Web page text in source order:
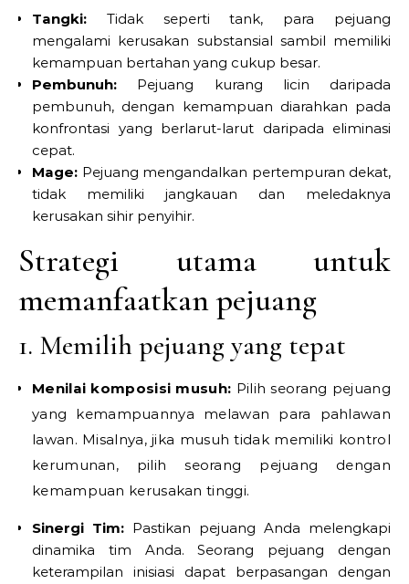
Tangki: Tidak seperti tank, para pejuang
mengalami kerusakan substansial sambil memiliki
kemampuan bertahan yang cukup besar.
Pembunuh: Pejuang kurang licin daripada
pembunuh, dengan kemampuan diarahkan pada
konfrontasi yang berlarut-larut daripada eliminasi
cepat.
Mage: Pejuang mengandalkan pertempuran dekat,
tidak memiliki jangkauan dan meledaknya
kerusakan sihir penyihir.
Strategi utama untuk
memanfaatkan pejuang
1. Memilih pejuang yang tepat
Menilai komposisi musuh: Pilih seorang pejuang
yang kemampuannya melawan para pahlawan
lawan. Misalnya, jika musuh tidak memiliki kontrol
kerumunan, pilih seorang pejuang dengan
kemampuan kerusakan tinggi.
Sinergi Tim: Pastikan pejuang Anda melengkapi
dinamika tim Anda. Seorang pejuang dengan
keterampilan inisiasi dapat berpasangan dengan